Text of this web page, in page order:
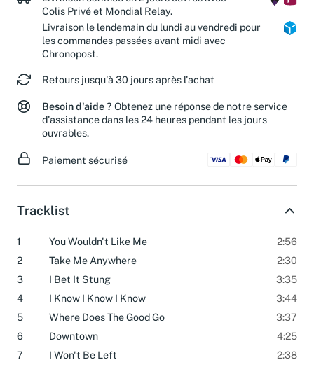
Colis Privé et Mondial Relay.
Livraison le lendemain du lundi au vendredi pour
les commandes passées avant midi avec
Chronopost.
Retours jusqu'à 30 jours après l'achat
Besoin d'aide ? Obtenez une réponse de notre service
d'assistance dans les 24 heures pendant les jours
ouvrables.
Paiement sécurisé
Tracklist
1 You Wouldn't Like Me
2:56
2
Take Me Anywhere
2:30
3
I Bet It Stung
3:35
4
I Know I Know I Know
3:44
5
Where Does The Good Go
3:37
6
Downtown
4:25
7
I Won't Be Left
2:38